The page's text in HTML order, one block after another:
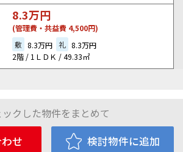
8.3万円
(管理費・共益費 4,500円)
敷 8.3万円 礼 8.3万円
2階 / 1ＬＤＫ / 49.33㎡
クした物件をまとめて
せ
検討物件に追加